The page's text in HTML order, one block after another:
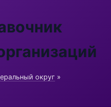
округ »